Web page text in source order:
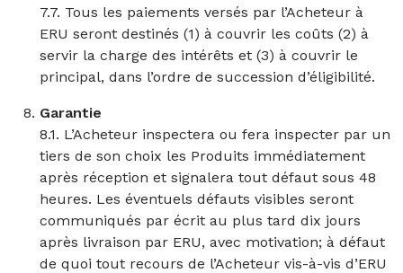
7.7. Tous les paiements versés par l’Acheteur à
ERU seront destinés (1) à couvrir les coûts (2) à
servir la charge des intérêts et (3) à couvrir le
principal, dans l’ordre de succession d’éligibilité.
Garantie
8.1. L’Acheteur inspectera ou fera inspecter par un
tiers de son choix les Produits immédiatement
après réception et signalera tout défaut sous 48
heures. Les éventuels défauts visibles seront
communiqués par écrit au plus tard dix jours
après livraison par ERU, avec motivation; à défaut
de quoi tout recours de l’Acheteur vis-à-vis d’ERU